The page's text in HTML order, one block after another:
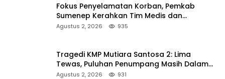
Fokus Penyelamatan Korban, Pemkab
Sumenep Kerahkan Tim Medis dan
Ambulans ke Pelabuhan Kalianget
Agustus 2, 2026 935
Tragedi KMP Mutiara Santosa 2: Lima
Tewas, Puluhan Penumpang Masih Dalam
Pencarian
Agustus 2, 2026 931